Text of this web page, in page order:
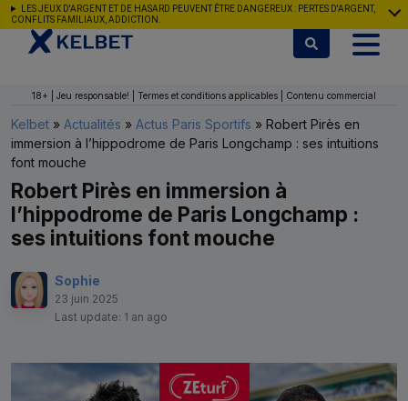
Aller au contenu
LES JEUX D'ARGENT ET DE HASARD PEUVENT ÊTRE DANGEREUX : PERTES D'ARGENT,
CONFLITS FAMILIAUX, ADDICTION.
18+ | Jeu responsable! | Termes et conditions applicables | Contenu commercial
Kelbet » Actualités » Actus Paris Sportifs » Robert Pirès en
immersion à l’hippodrome de Paris Longchamp : ses intuitions
font mouche
Robert Pirès en immersion à
l’hippodrome de Paris Longchamp :
ses intuitions font mouche
Sophie
23 juin 2025
Last update: 1 an ago